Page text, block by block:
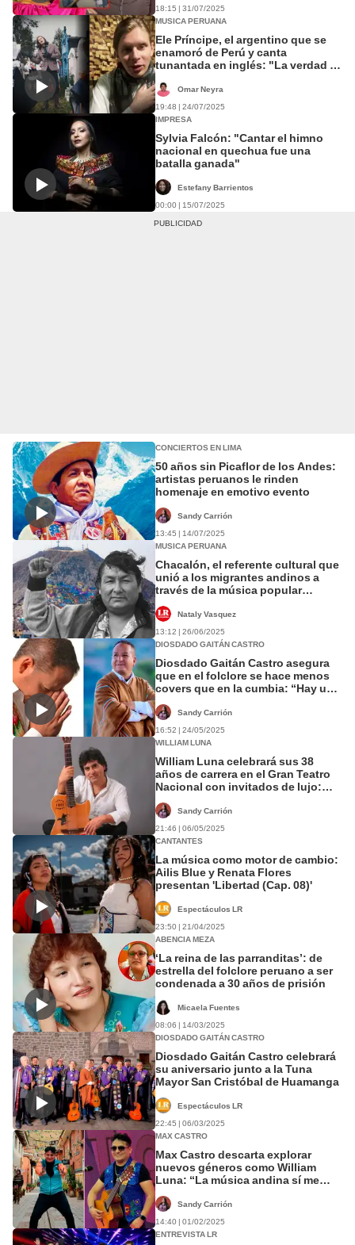
18:15 | 31/07/2025
MUSICA PERUANA
Ele Príncipe, el argentino que se
enamoró de Perú y canta
tunantada en inglés: "La verdad es
Omar Neyra
19:48 | 24/07/2025
IMPRESA
Sylvia Falcón: "Cantar el himno
nacional en quechua fue una
batalla ganada"
Estefany Barrientos
00:00 | 15/07/2025
CONCIERTOS EN LIMA
50 años sin Picaflor de los Andes:
artistas peruanos le rinden
homenaje en emotivo evento
Sandy Carrión
13:45 | 14/07/2025
MUSICA PERUANA
Chacalón, el referente cultural que
unió a los migrantes andinos a
través de la música popular
Nataly Vasquez
13:12 | 26/06/2025
DIOSDADO GAITÁN CASTRO
Diosdado Gaitán Castro asegura
que en el folclore se hace menos
covers que en la cumbia: “Hay un
Sandy Carrión
16:52 | 24/05/2025
WILLIAM LUNA
William Luna celebrará sus 38
años de carrera en el Gran Teatro
Nacional con invitados de lujo:
Sandy Carrión
21:46 | 06/05/2025
CANTANTES
La música como motor de cambio:
Ailis Blue y Renata Flores
presentan 'Libertad (Cap. 08)'
Espectáculos LR
23:50 | 21/04/2025
ABENCIA MEZA
‘La reina de las parranditas’: de
estrella del folclore peruano a ser
condenada a 30 años de prisión
Micaela Fuentes
08:06 | 14/03/2025
DIOSDADO GAITÁN CASTRO
Diosdado Gaitán Castro celebrará
su aniversario junto a la Tuna
Mayor San Cristóbal de Huamanga
Espectáculos LR
22:45 | 06/03/2025
MAX CASTRO
Max Castro descarta explorar
nuevos géneros como William
Luna: “La música andina sí me
Sandy Carrión
14:40 | 01/02/2025
ENTREVISTA LR